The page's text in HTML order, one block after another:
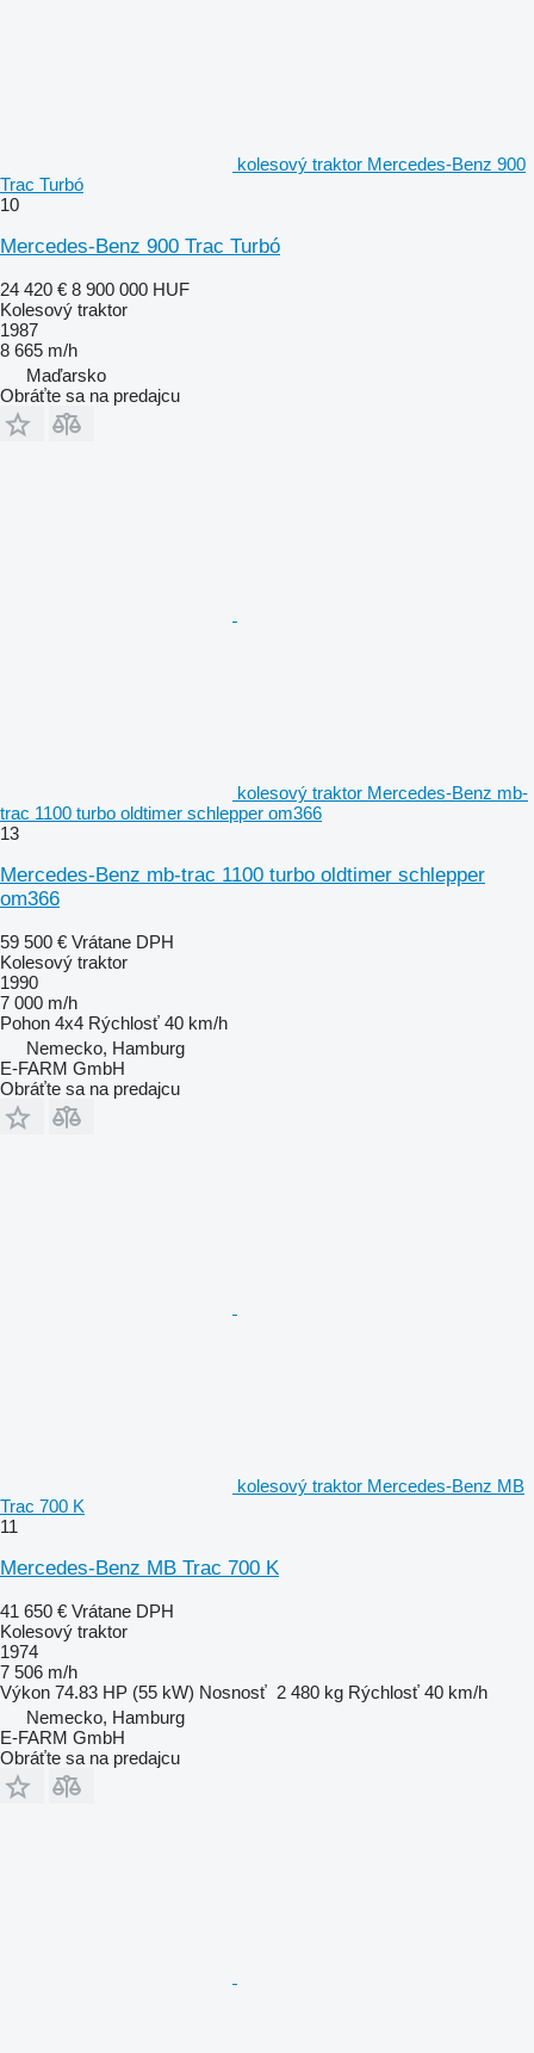
kolesový traktor Mercedes-Benz 900
Trac Turbó
10
Mercedes-Benz 900 Trac Turbó
24 420 € 8 900 000 HUF
Kolesový traktor
1987
8 665 m/h
Maďarsko
Obráťte sa na predajcu
kolesový traktor Mercedes-Benz mb-
trac 1100 turbo oldtimer schlepper om366
13
Mercedes-Benz mb-trac 1100 turbo oldtimer schlepper
om366
59 500 € Vrátane DPH
Kolesový traktor
1990
7 000 m/h
Pohon 4x4 Rýchlosť 40 km/h
Nemecko, Hamburg
E-FARM GmbH
Obráťte sa na predajcu
kolesový traktor Mercedes-Benz MB
Trac 700 K
11
Mercedes-Benz MB Trac 700 K
41 650 € Vrátane DPH
Kolesový traktor
1974
7 506 m/h
Výkon 74.83 HP (55 kW) Nosnosť 2 480 kg Rýchlosť 40 km/h
Nemecko, Hamburg
E-FARM GmbH
Obráťte sa na predajcu